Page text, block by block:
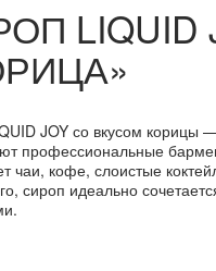
LIQUID
JOY со вкусом корицы
профессиональные
чаи, кофе, слоистые
сироп идеально